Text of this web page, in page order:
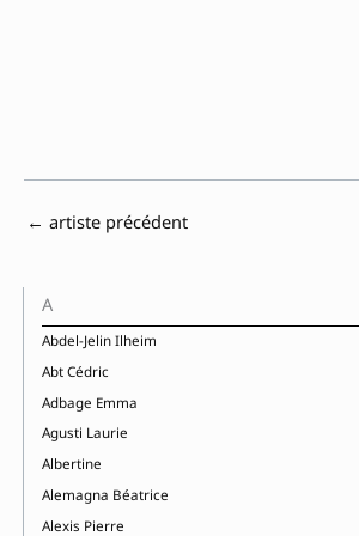
← artiste précédent
A
Abdel-Jelin Ilheim
Abt Cédric
Adbage Emma
Agusti Laurie
Albertine
Alemagna Béatrice
Alexis Pierre